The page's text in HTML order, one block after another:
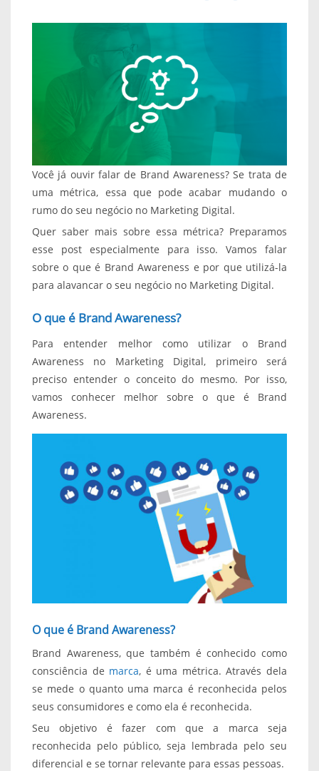
Você já ouvir falar de Brand Awareness? Se trata de
uma métrica, essa que pode acabar mudando o
rumo do seu negócio no Marketing Digital.
Quer saber mais sobre essa métrica? Preparamos
esse post especialmente para isso. Vamos falar
sobre o que é Brand Awareness e por que utilizá-la
para alavancar o seu negócio no Marketing Digital.
O que é Brand Awareness?
Para entender melhor como utilizar o Brand
Awareness no Marketing Digital, primeiro será
preciso entender o conceito do mesmo. Por isso,
vamos conhecer melhor sobre o que é Brand
Awareness.
O que é Brand Awareness?
Brand Awareness, que também é conhecido como
consciência de marca, é uma métrica. Através dela
se mede o quanto uma marca é reconhecida pelos
seus consumidores e como ela é reconhecida.
Seu objetivo é fazer com que a marca seja
reconhecida pelo público, seja lembrada pelo seu
diferencial e se tornar relevante para essas pessoas.